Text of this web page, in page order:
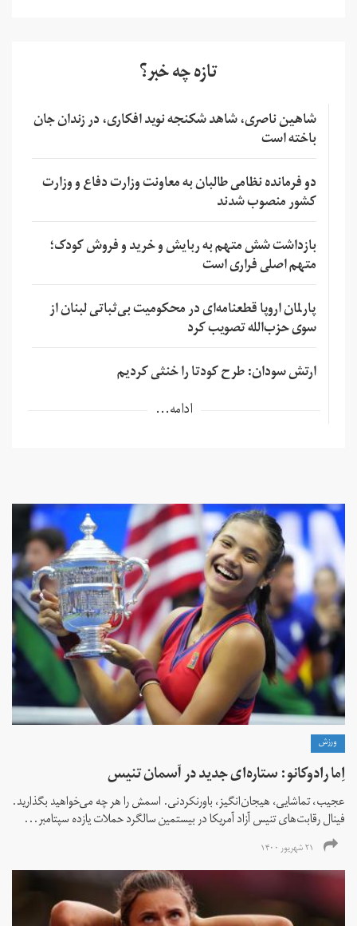
تازه چه خبر؟
شاهین ناصری، شاهد شکنجه نوید افکاری، در زندان جان
باخته است
دو فرمانده نظامی طالبان به معاونت وزارت دفاع و وزارت
کشور منصوب شدند
بازداشت شش متهم به ربایش و خرید و فروش کودک؛
متهم اصلی فراری است
پارلمان اروپا قطعنامه‌ای در محکومیت بی‌ثباتی لبنان از
سوی حزب‌الله تصویب کرد
ارتش سودان: طرح کودتا را خنثی کردیم
ادامه...
ورزش
اِما رادوکانو: ستاره‌ای جدید در آسمان تنیس
عجیب، تماشایی، هیجان‌انگیز، باورنکردنی. اسمش را هر چه می‌خواهید بگذارید.
فینال رقابت‌های تنیس آزاد آمریکا در بیستمین سالگرد حملات یازده سپتامبر...
۲۱ شهریور ۱۴۰۰